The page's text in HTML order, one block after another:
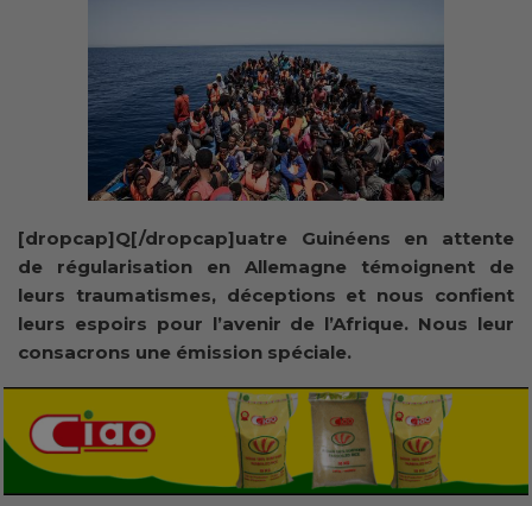
[dropcap]Q[/dropcap]uatre Guinéens en attente
de régularisation en Allemagne témoignent de
leurs traumatismes, déceptions et nous confient
leurs espoirs pour l’avenir de l’Afrique. Nous leur
consacrons une émission spéciale.